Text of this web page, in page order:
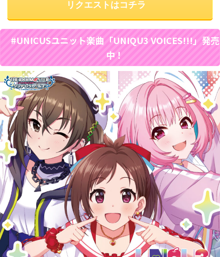
リクエストはコチラ
#UNICUSユニット楽曲「UNIQU3 VOICES!!!」発売
中！